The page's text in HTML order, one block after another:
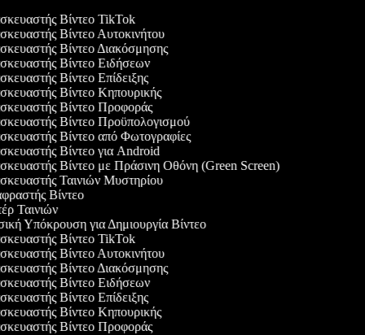
Βίντεο TikTok
Βίντεο Αυτοκινήτου
Βίντεο Διακόσμησης
Βίντεο Ειδήσεων
Βίντεο Επίδειξης
Βίντεο Κηπουρικής
Βίντεο Προφοράς
Βίντεο Προϋπολογισμού
Βίντεο από Φωτογραφίες
Βίντεο για Android
Βίντεο με Πράσινη Οθόνη (Green Screen)
Ταινιών Μυστηρίου
Βίντεο
Ταινιών
Υπόκρουση για Δημιουργία Βίντεο
Βίντεο TikTok
Βίντεο Αυτοκινήτου
Βίντεο Διακόσμησης
Βίντεο Ειδήσεων
Βίντεο Επίδειξης
Βίντεο Κηπουρικής
Βίντεο Προφοράς